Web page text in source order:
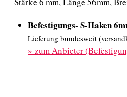
Befestigungs- S-Haken
Lieferung bundesweit
»zum Anbieter